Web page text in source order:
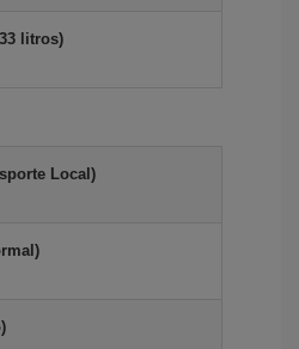
litros)
Local)